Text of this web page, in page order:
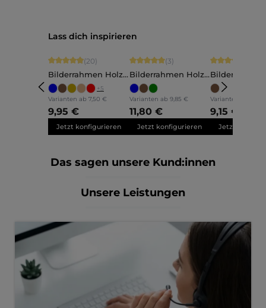
Produktgalerie überspringen
Lass dich inspirieren
Durchschnittliche Bewertung von 4.9 von 5 Sternen
(20)
Bilderrahmen Holz
Ava
+5
Varianten ab 7,50 €
9,95 €
Jetzt konfigurieren
Durchschnittliche Bewertung von 5
(3)
Bilderrahmen Holz
Annelie
Varianten ab 9,85 €
11,80 €
Jetzt konfigurieren
Martha
Varianten ab
9,15 €
Jetzt
Das sagen unsere Kund:innen
Unsere Leistungen